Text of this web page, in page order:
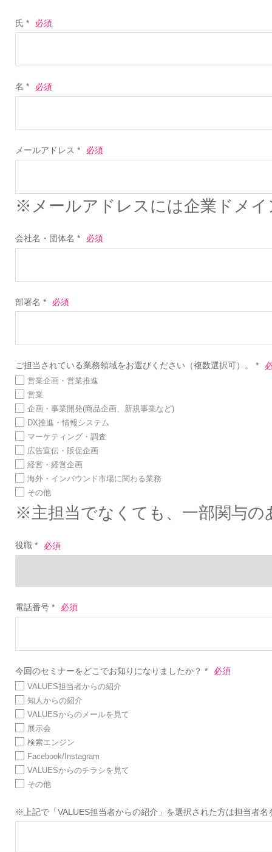
氏 *
名 *
メールアドレス *
※メールアドレスには企業ドメ
会社名・団体名 *
部署名 *
ご担当されている業務領域をお選びください（複数選択可）。 *
営業企画・営業推進
営業
企画・事業開発(商品企画、新規事業など)
DX推進・情報システム
マーケティング・調査
広告宣伝・販促企画
経営・経営企画
海外・インバウンド市場に関わる業務
その他
※主担当でなくても、一部関与
役職 *
電話番号 *
今回のセミナーをどこでお知りになりましたか？ *
VALUES担当者からの紹介
知人からの紹介
VALUESからのメールを見て
展示会
検索エンジン
Facebook/Instagram
VALUESからのチラシを見て
その他
※上記で「VALUES担当者からの紹介」を選択された方は担当者